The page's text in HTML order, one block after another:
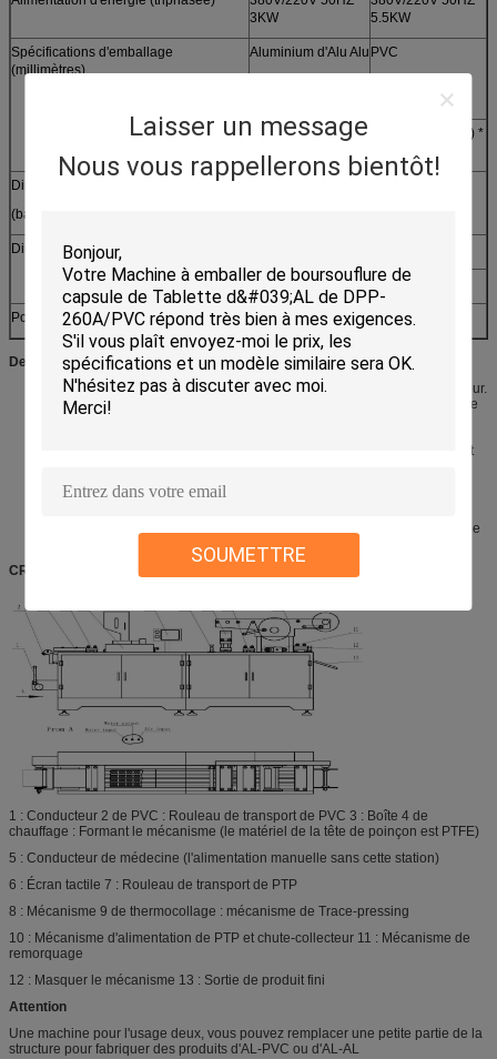
Laisser un message
Nous vous rappellerons bientôt!
SOUMETTRE
3KW
5.5KW
Spécifications d'emballage
(millimètres)
Aluminium d'Alu Alu PVC
Papier d'aluminium : 150* (0.02-0.15) *
Dimension hors-tout (L*W*H)
(base y compris)
Dimension de chaque partie
1050*650*1450 (arrière)
Poids Au sujet de 800kg
Description
Le moteur principal adopte le système de commande de vitesse d'inverseur.
Il adopte le système de alimentation nouvellement conçu de double trémie
avec le contrôle optique de haute précision pour
et alimentation de rendement élevé. Il convient aux objets de plat différent
Adoption de la voie de guidage indépendante. Les moules sont fixés par
style de trapèze avec une élimination plus facile
La machine s'arrêtera automatiquement une fois que les matériaux sont de
finition. Également elle a installé l'urgence
CROQUIS GLOBAL
1 : Conducteur 2 de PVC : Rouleau de transport de PVC 3 : Boîte 4 de
chauffage : Formant le mécanisme (le matériel de la tête de poinçon est PTFE)
5 : Conducteur de médecine (l'alimentation manuelle sans cette station)
6 : Écran tactile 7 : Rouleau de transport de PTP
8 : Mécanisme 9 de thermocollage : mécanisme de Trace-pressing
10 : Mécanisme d'alimentation de PTP et chute-collecteur 11 : Mécanisme de
remorquage
12 : Masquer le mécanisme 13 : Sortie de produit fini
Attention
Une machine pour l'usage deux, vous pouvez remplacer une petite partie de la
structure pour fabriquer des produits d'AL-PVC ou d'AL-AL